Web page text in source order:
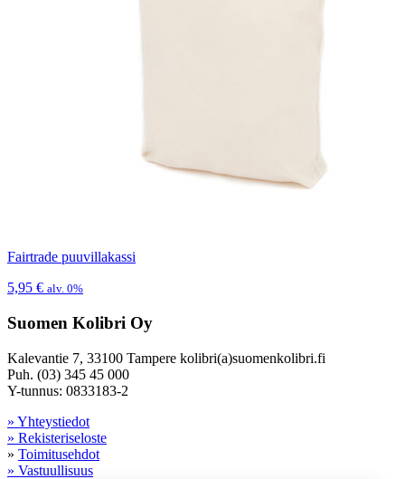
Fairtrade puuvillakassi
5,95 € alv. 0%
Suomen Kolibri Oy
Kalevantie 7, 33100 Tampere kolibri(a)suomenkolibri.fi
Puh. (03) 345 45 000
Y-tunnus: 0833183-2
» Yhteystiedot
» Rekisteriseloste
» Toimitusehdot
» Vastuullisuus